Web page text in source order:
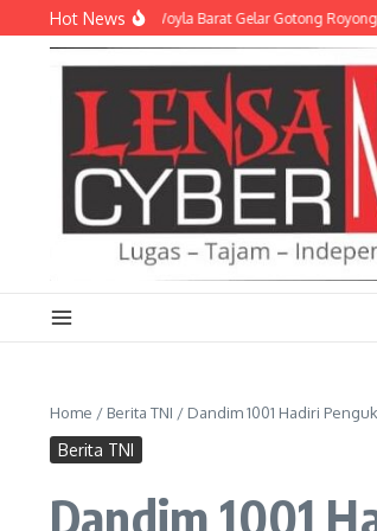
Lewati ke konten
Hot News
0105-10 Woyla Barat Gelar Gotong Royong
Home / Berita TNI / Dandim 1001 Hadiri
Berita TNI
Dandim 1001